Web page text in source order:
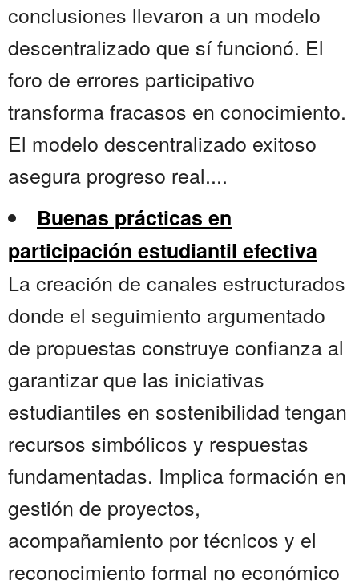
conclusiones llevaron a un modelo
descentralizado que sí funcionó. El
foro de errores participativo
transforma fracasos en conocimiento.
El modelo descentralizado exitoso
asegura progreso real....
Buenas prácticas en
participación estudiantil efectiva
La creación de canales estructurados
donde el seguimiento argumentado
de propuestas construye confianza al
garantizar que las iniciativas
estudiantiles en sostenibilidad tengan
recursos simbólicos y respuestas
fundamentadas. Implica formación en
gestión de proyectos,
acompañamiento por técnicos y el
reconocimiento formal no económico